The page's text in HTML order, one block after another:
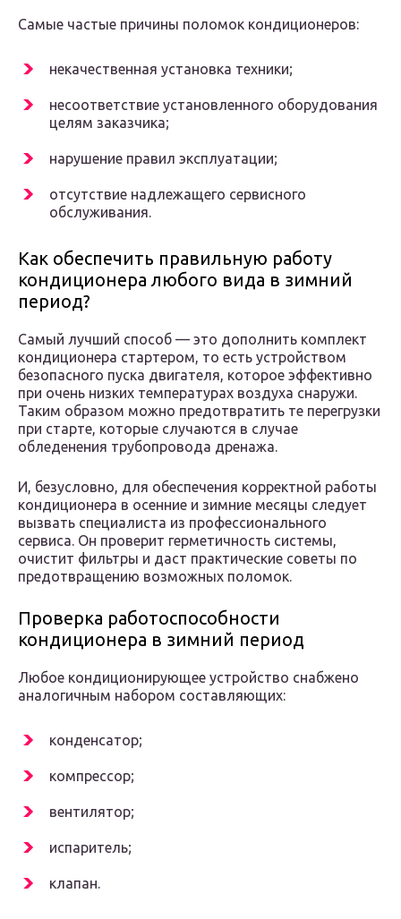
Самые частые причины поломок кондиционеров:
некачественная установка техники;
несоответствие установленного оборудования
целям заказчика;
нарушение правил эксплуатации;
отсутствие надлежащего сервисного
обслуживания.
Как обеспечить правильную работу
кондиционера любого вида в зимний
период?
Самый лучший способ — это дополнить комплект
кондиционера стартером, то есть устройством
безопасного пуска двигателя, которое эффективно
при очень низких температурах воздуха снаружи.
Таким образом можно предотвратить те перегрузки
при старте, которые случаются в случае
обледенения трубопровода дренажа.
И, безусловно, для обеспечения корректной работы
кондиционера в осенние и зимние месяцы следует
вызвать специалиста из профессионального
сервиса. Он проверит герметичность системы,
очистит фильтры и даст практические советы по
предотвращению возможных поломок.
Проверка работоспособности
кондиционера в зимний период
Любое кондиционирующее устройство снабжено
аналогичным набором составляющих:
конденсатор;
компрессор;
вентилятор;
испаритель;
клапан.